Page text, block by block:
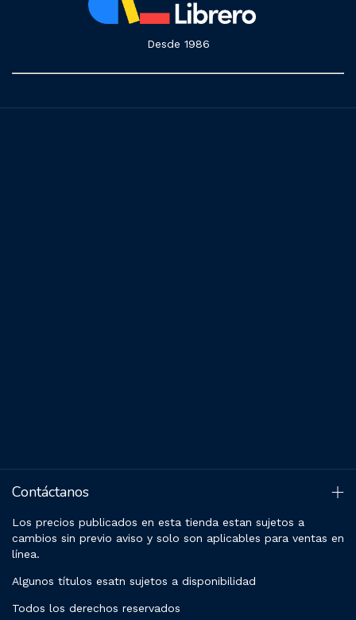
Desde 1986
Contáctanos
Los precios publicados en esta tienda estan sujetos a
cambios sin previo aviso y solo son aplicables para ventas en
línea.
Algunos títulos esatn sujetos a disponibilidad
Todos los derechos reservados